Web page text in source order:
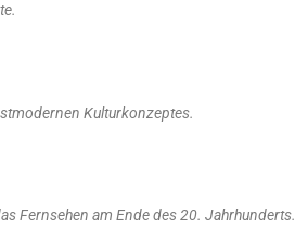
Kulturkonzeptes.
Fernsehen am Ende des 20. Jahrhunderts.